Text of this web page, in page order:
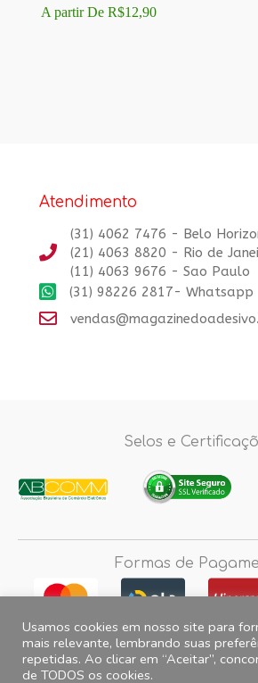
A partir De R$12,90
Atendimento
(31) 4062 7476 - Belo
(21) 4063 8820 - Rio de
(11) 4063 9676 - Sao Paulo
(31) 98226 2817- Whatsapp
Selos e
Formas de
Fotos e imagens meramente ilustrativas,
Usamos cookies em nosso site para
mais relevante, lembrando suas
repetidas. Ao clicar em “Aceitar”,
de TODOS os cookies.